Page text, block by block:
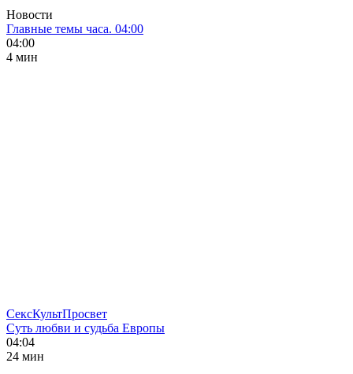
Новости
Главные темы часа. 04:00
04:00
4 мин
СексКультПросвет
Суть любви и судьба Европы
04:04
24 мин